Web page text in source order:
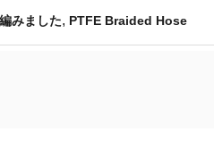
みました, PTFE Braided Hose